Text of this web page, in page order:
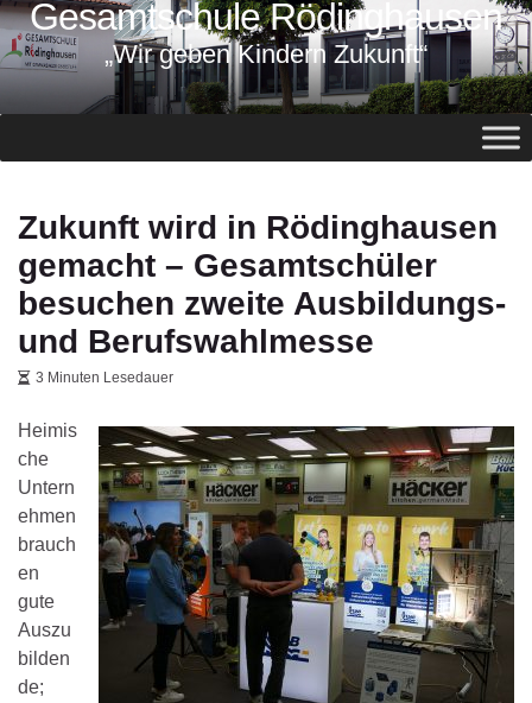
springen
Gesamtschule Rödinghausen
„Wir geben Kindern Zukunft“
Zukunft wird in Rödinghausen
gemacht – Gesamtschüler
besuchen zweite Ausbildungs-
und Berufswahlmesse
3 Minuten Lesedauer
Heimis
che
Untern
ehmen
brauch
en
gute
Auszu
bilden
de;